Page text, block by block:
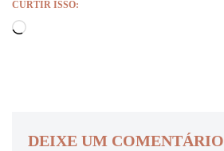
CURTIR ISSO:
DEIXE UM COMENTÁRIO